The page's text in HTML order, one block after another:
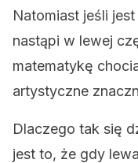
Natomiast jeśli
nastąpi w lewej
matematykę
artystyczne
Dlaczego tak się
jest to, że gdy